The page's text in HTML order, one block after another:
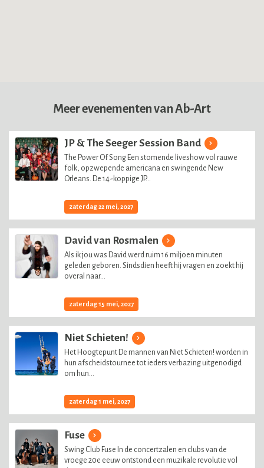
Meer evenementen van Ab-Art
JP & The Seeger Session Band
The Power Of Song Een stomende liveshow vol rauwe
folk, opzwepende americana en swingende New
Orleans. De 14-koppige JP...
zaterdag 22 mei, 2027
David van Rosmalen
Als ik jou was David werd ruim 16 miljoen minuten
geleden geboren. Sindsdien heeft hij vragen en zoekt hij
overal naar...
zaterdag 15 mei, 2027
Niet Schieten!
Het Hoogtepunt De mannen van Niet Schieten! worden in
hun afscheidstournee tot ieders verbazing uitgenodigd
om hun...
zaterdag 1 mei, 2027
Fuse
Swing Club Fuse In de concertzalen en clubs van de
vroege 20e eeuw ontstond een muzikale revolutie vol